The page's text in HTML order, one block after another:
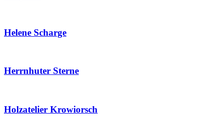
Helene Scharge
Herrnhuter Sterne
Holzatelier Krowiorsch